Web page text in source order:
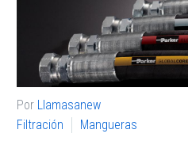
Por Llamasanew
Filtración
Mangueras